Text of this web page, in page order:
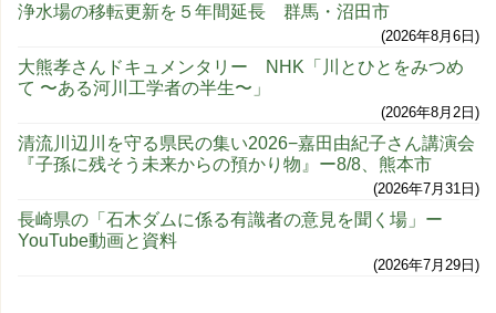
浄水場の移転更新を５年間延長 群馬・沼田市
2026年8月6日
大熊孝さんドキュメンタリー NHK「川とひとをみつめ
て 〜ある河川工学者の半生〜」
2026年8月2日
清流川辺川を守る県民の集い2026−嘉田由紀子さん講演会
『子孫に残そう未来からの預かり物』ー8/8、熊本市
2026年7月31日
長崎県の「石木ダムに係る有識者の意見を聞く場」ー
YouTube動画と資料
2026年7月29日